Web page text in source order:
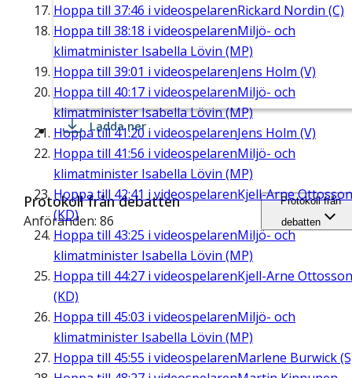
Hoppa till 37:46 i videospelarenRickard Nordin (C)
Hoppa till 38:18 i videospelarenMiljö- och
klimatminister Isabella Lövin (MP)
Hoppa till 39:01 i videospelarenJens Holm (V)
Hoppa till 40:17 i videospelarenMiljö- och
klimatminister Isabella Lövin (MP)
Hoppa till41:20 i videospelarenJens Holm (V)
Hoppa till 41:56 i videospelarenMiljö- och
klimatminister Isabella Lövin (MP)
Hoppa till 42:41 i videospelarenKjell-Arne Ottosson
(KD)
Hoppa till 43:25 i videospelarenMiljö- och
klimatminister Isabella Lövin (MP)
Hoppa till 44:27 i videospelarenKjell-Arne Ottosson
(KD)
Hoppa till 45:03 i videospelarenMiljö- och
klimatminister Isabella Lövin (MP)
Hoppa till 45:55 i videospelarenMarlene Burwick
Ladda ner
Protokoll från debatten
Anföranden: 86
Protokoll från
debatten